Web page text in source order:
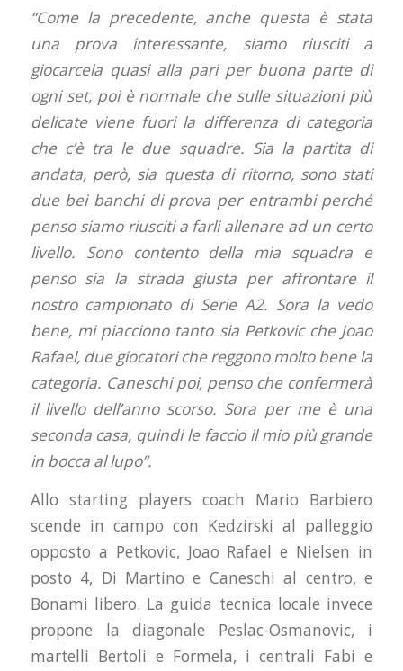
“Come la precedente, anche questa è stata
una prova interessante, siamo riusciti a
giocarcela quasi alla pari per buona parte di
ogni set, poi è normale che sulle situazioni più
delicate viene fuori la differenza di categoria
che c’è tra le due squadre. Sia la partita di
andata, però, sia questa di ritorno, sono stati
due bei banchi di prova per entrambi perché
penso siamo riusciti a farli allenare ad un certo
livello. Sono contento della mia squadra e
penso sia la strada giusta per affrontare il
nostro campionato di Serie A2. Sora la vedo
bene, mi piacciono tanto sia Petkovic che Joao
Rafael, due giocatori che reggono molto bene la
categoria. Caneschi poi, penso che confermerà
il livello dell’anno scorso. Sora per me è una
seconda casa, quindi le faccio il mio più grande
in bocca al lupo”.
Allo starting players coach Mario Barbiero
scende in campo con Kedzirski al palleggio
opposto a Petkovic, Joao Rafael e Nielsen in
posto 4, Di Martino e Caneschi al centro, e
Bonami libero. La guida tecnica locale invece
propone la diagonale Peslac-Osmanovic, i
martelli Bertoli e Formela, i centrali Fabi e